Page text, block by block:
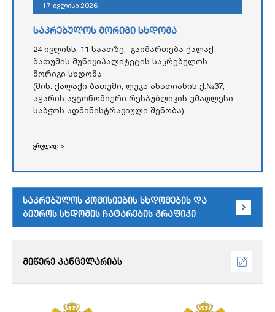
17 ივლისი 2026
საკრებულოს მორიგი სხდომა
24 ივლისს, 11 საათზე, გაიმართება ქალაქ
ბათუმის მუნიციპალიტეტის საკრებულოს
მორიგი სხდომა
(მის: ქალაქი ბათუმი, ლუკა ასათიანის ქ.№37,
აჭარის ავტონომიური რესპუბლიკის უმაღლესი
საბჭოს ადმინისტრაციული შენობა)
ვრცლად >
საკრებულოს კომისიების სხდომების და
ბიუროს სხდომის ჩატარების გრაფიკი
მიწერე კანცელარიას